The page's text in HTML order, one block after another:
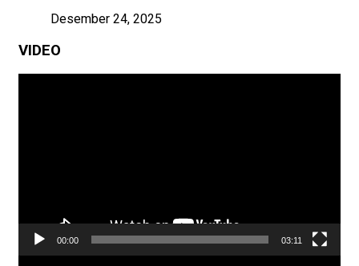
Desember 24, 2025
VIDEO
00:00 03:11